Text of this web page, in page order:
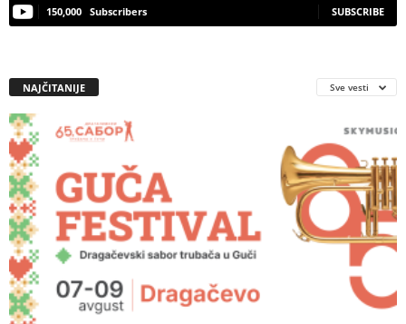
150,000 Subscribers SUBSCRIBE
NAJČITANIJE Sve vesti